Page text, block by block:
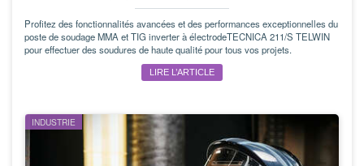
Profitez des fonctionnalités avancées et des performances exceptionnelles du
poste de soudage MMA et TIG inverter à électrodeTECNICA 211/S TELWIN
pour effectuer des soudures de haute qualité pour tous vos projets.
LIRE L’ARTICLE
INDUSTRIE